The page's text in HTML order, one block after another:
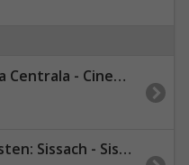
Sil Plaz - Parochial cat.-rom.
- Sissacher Fluh